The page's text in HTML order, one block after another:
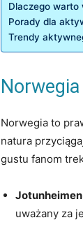
Dlaczego warto
Porady dla
Trendy
Norwegia ‌to
natura
gustu fanom
uważany za